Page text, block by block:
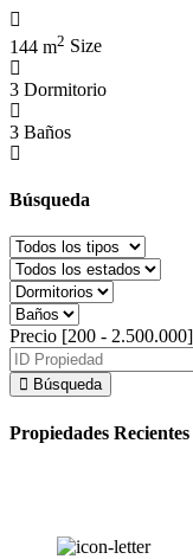
144 m2 Size
3 Dormitorio
3 Baños
Búsqueda
Precio [200 - 2.500.000]
Búsqueda
Propiedades Recientes